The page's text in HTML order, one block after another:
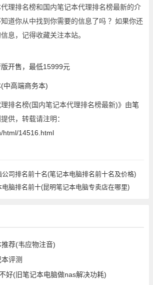
理排名榜和国内笔记本代理排名榜最新的介
道你从中找到你需要的信息了吗 ？如果你还
息，记得收藏关注本站。
开售，最低15999元
中高端商务本)
理排名榜(国内笔记本代理排名榜最新)》由笔
供，转载请注明：
html/14516.html
公司排名前十名(笔记本电脑排名前十名及价格)
电脑排名前十(昆明笔记本电脑专卖店在哪里)
荐(韦应物注音)
评测
好(旧笔记本电脑做nas解决功耗)